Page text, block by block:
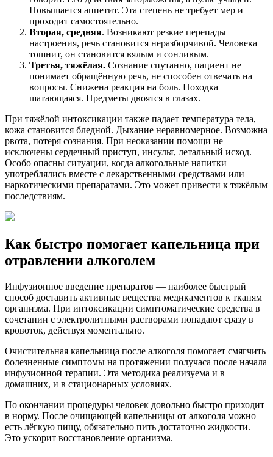
Повышается аппетит. Эта степень не требует мер и
проходит самостоятельно.
Вторая, средняя. Возникают резкие перепады
настроения, речь становится неразборчивой. Человека
тошнит, он становится вялым и сонливым.
Третья, тяжёлая. Сознание спутанно, пациент не
понимает обращённую речь, не способен отвечать на
вопросы. Снижена реакция на боль. Походка
шатающаяся. Предметы двоятся в глазах.
При тяжёлой интоксикации также падает температура тела,
кожа становится бледной. Дыхание неравномерное. Возможна
рвота, потеря сознания. При неоказании помощи не
исключены сердечный приступ, инсульт, летальный исход.
Особо опасны ситуации, когда алкогольные напитки
употреблялись вместе с лекарственными средствами или
наркотическими препаратами. Это может привести к тяжёлым
последствиям.
Как быстро помогает капельница при
отравлении алкоголем
Инфузионное введение препаратов — наиболее быстрый
способ доставить активные вещества медикаментов к тканям
организма. При интоксикации симптоматические средства в
сочетании с электролитными растворами попадают сразу в
кровоток, действуя моментально.
Очистительная капельница после алкоголя помогает смягчить
болезненные симптомы на протяжении получаса после начала
инфузионной терапии. Эта методика реализуема и в
домашних, и в стационарных условиях.
По окончании процедуры человек довольно быстро приходит
в норму. После очищающей капельницы от алкоголя можно
есть лёгкую пищу, обязательно пить достаточно жидкости.
Это ускорит восстановление организма.